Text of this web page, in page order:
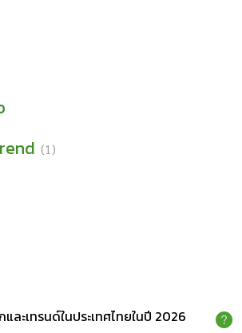
(1)
และเทรนด์ในประเทศไทยในปี 2026